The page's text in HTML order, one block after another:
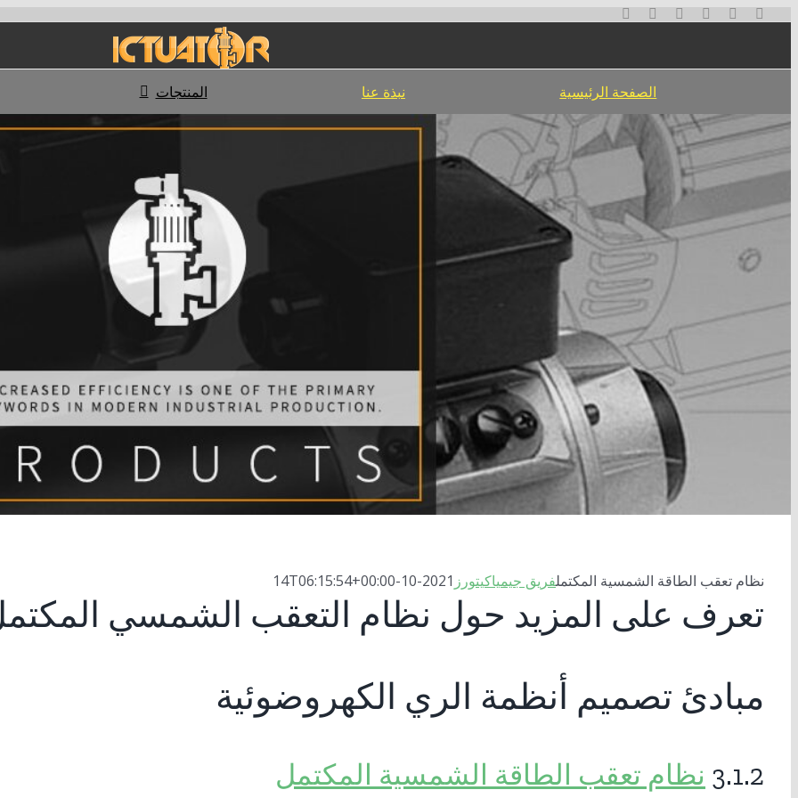
تخطي
المحتوى
الصفحة الرئيسية
نبذة عنا المنتجات
نظام تعقب الطاقة الشمسية المكتملفريق جيمياكيتورز 2021-10-14T06:15:54+00:00
تعرف على المزيد حول نظام التعقب الشمسي
مبادئ تصميم أنظمة الري الكهروضوئية
3.1.2 نظام تعقب الطاقة الشمسية المكتمل